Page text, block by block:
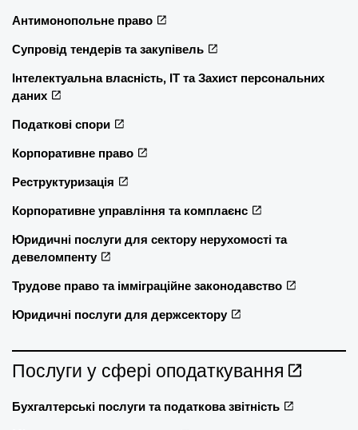
Антимонопольне право
Супровід тендерів та закупівель
Інтелектуальна власність, ІТ та Захист персональних
даних
Податкові спори
Корпоративне право
Реструктуризація
Корпоративне управління та комплаєнс
Юридичні послуги для сектору нерухомості та
девеломпенту
Трудове право та імміграційне законодавство
Юридичні послуги для держсектору
Послуги у сфері оподаткування
Бухгалтерські послуги та податкова звітність